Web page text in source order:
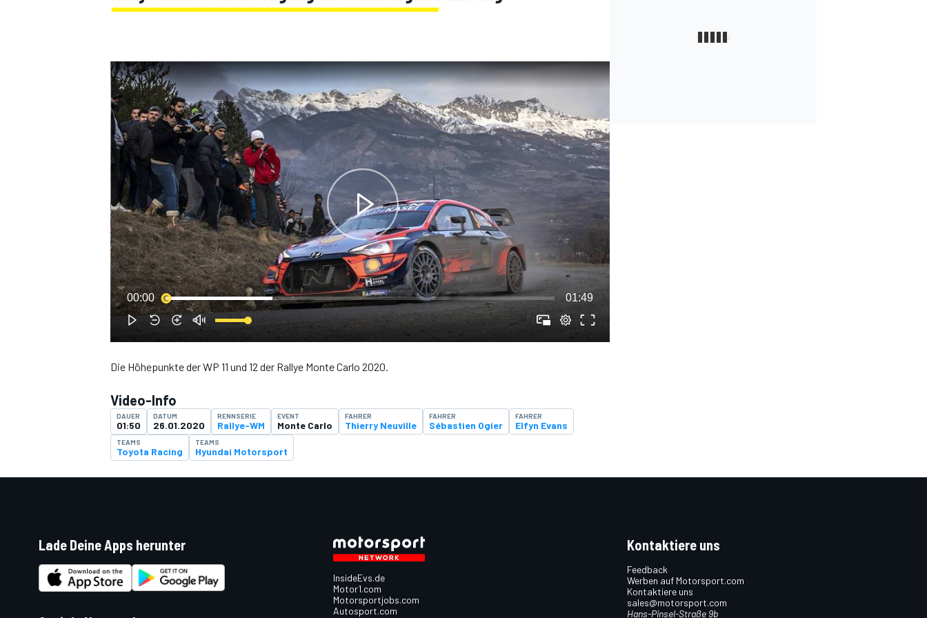
MOTOGP
DTM
00:00 01:49
Die Höhepunkte der WP 11 und 12 der Rallye Monte Carlo 2020.
Video-Info
DAUER
01:50
DATUM
26.01.2020
RENNSERIE
Rallye-WM
EVENT
Monte Carlo
FAHRER
Thierry Neuville
FAHRER
Sébastien Ogier
FAHRER
Elfyn Evans
TEAMS
Toyota Racing
TEAMS
Hyundai Motorsport
Lade Deine Apps herunter
InsideEvs.de
Motor1.com
Motorsportjobs.com
Autosport.com
Kontaktiere uns
Feedback
Werben auf Motorsport.com
Kontaktiere uns
sales@motorsport.com
Hans-Pinsel-Straße 9b